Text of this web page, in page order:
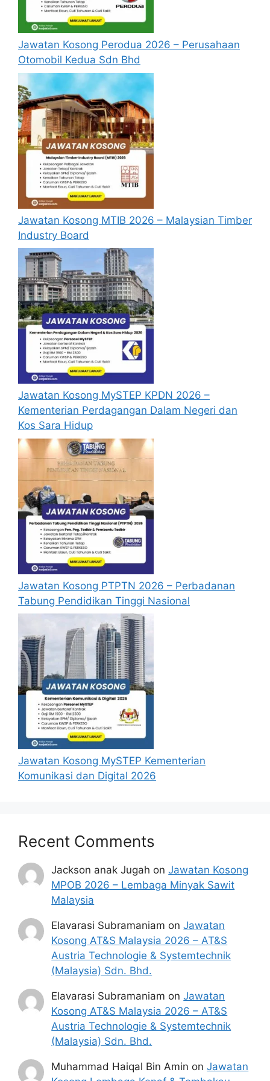
pelantikan yang telah ditetapkan bagi
setiap jawatan yang hendak dipohon, Sila
baca pada lampiran yang kami telah
sediakan seperti berikut.
Cara Memohon
Jawatan Kosong Perodua 2026 – Perusahaan
Otomobil Kedua Sdn Bhd
Jawatan Kosong MTIB 2026 – Malaysian Timber
Industry Board
Jawatan Kosong MySTEP KPDN 2026 –
Kementerian Perdagangan Dalam Negeri dan
Kos Sara Hidup
Jawatan Kosong PTPTN 2026 – Perbadanan
Tabung Pendidikan Tinggi Nasional
Jawatan Kosong MySTEP Kementerian
Komunikasi dan Digital 2026
Recent Comments
Jackson anak Jugah onJawatan Kosong
MPOB 2026 – Lembaga Minyak Sawit
Malaysia
Elavarasi Subramaniam onJawatan
Kosong AT&S Malaysia 2026 – AT&S
Austria Technologie & Systemtechnik
(Malaysia) Sdn. Bhd.
Elavarasi Subramaniam onJawatan
Kosong AT&S Malaysia 2026 – AT&S
Austria Technologie & Systemtechnik
(Malaysia) Sdn. Bhd.
Muhammad Haiqal Bin Amin onJawatan